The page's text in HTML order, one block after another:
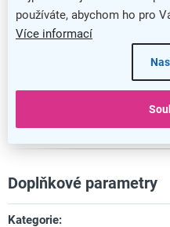
používáte, abychom ho pro
Více informací
Bezpečnostní
Doplňkové parametry
Kategorie: